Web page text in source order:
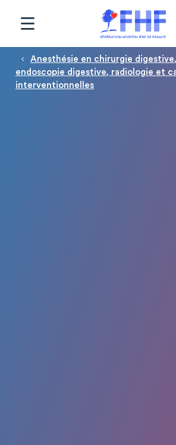
Fil d'Ariane
Anesthésie en chirurgie
endoscopie digestive, radiologie et
interventionnelles
Panneau de gestion des cookies